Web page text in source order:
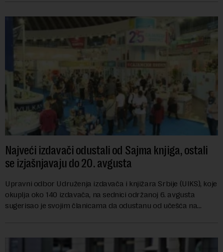
Najveći izdavači odustali od Sajma knjiga, ostali
se izjašnjavaju do 20. avgusta
Upravni odbor Udruženja izdavača i knjižara Srbije (UIKS), koje
okuplja oko 140 izdavača, na sednici održanoj 6. avgusta
sugerisao je svojim članicama da odustanu od učešća na